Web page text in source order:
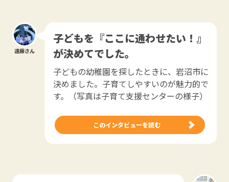
遠藤さん
子どもを『ここに通わせたい！』
が決めてでした。
子どもの幼稚園を探したときに、岩沼市に
決めました。子育てしやすいのが魅力的で
す。（写真は子育て支援センターの様子）
このインタビューを読む